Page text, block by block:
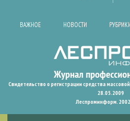
ВАЖНОЕ НОВОСТИ
Свидетельство о регистрации средства
28.05.2009
Леспроминформ.